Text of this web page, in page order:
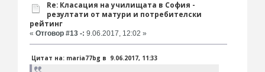
Re: Класация на училищата в София -
резултати от матури и потребителски
рейтинг
« Отговор #13 -: 9.06.2017, 12:02 »
Цитат на: maria77bg в 9.06.2017, 11:33